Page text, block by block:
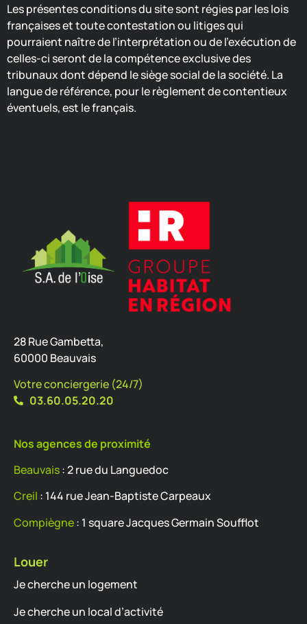
Les présentes conditions du site sont régies par les lois
françaises et toute contestation ou litiges qui
pourraient naître de l’interprétation ou de l’exécution de
celles-ci seront de la compétence exclusive des
tribunaux dont dépend le siège social de la société. La
langue de référence, pour le règlement de contentieux
éventuels, est le français.
28 Rue Gambetta,
60000 Beauvais
Votre conciergerie (24/7)
03.60.05.20.20
Nos agences de proximité
Beauvais: 2 rue du Languedoc
Creil : 144 rue Jean-Baptiste Carpeaux
Compiègne: 1 square Jacques Germain Soufflot
Louer
Je cherche un logement
Je cherche un local d’activité